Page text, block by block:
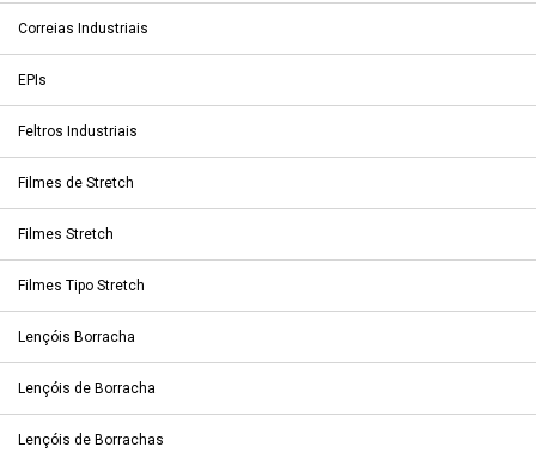
Correias Industriais
EPIs
Feltros Industriais
Filmes de Stretch
Filmes Stretch
Filmes Tipo Stretch
Lençóis Borracha
Lençóis de Borracha
Lençóis de Borrachas